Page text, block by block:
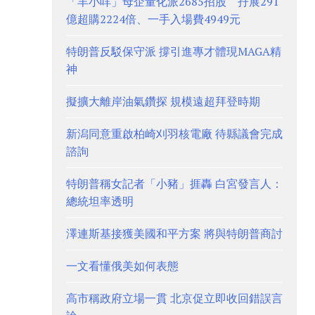
億超購2224倍、一手入場費4949元
特朗普反駁保守派 撐引進專才體現MAGA精
神
擬擴大離岸油氣鑽探 規模遠超拜登時期
新潟同意重啟柏崎刈羽核電廠 待縣議會完成
諮詢
特朗普稱女記者「小豬」捱轟 白宮發言人：
總統坦率透明
澤連斯基接獲美國和平方案 將與特朗普商討
一文看懂俄美如何表態
高市稱政府立場一貫 北京促立即收回錯誤言